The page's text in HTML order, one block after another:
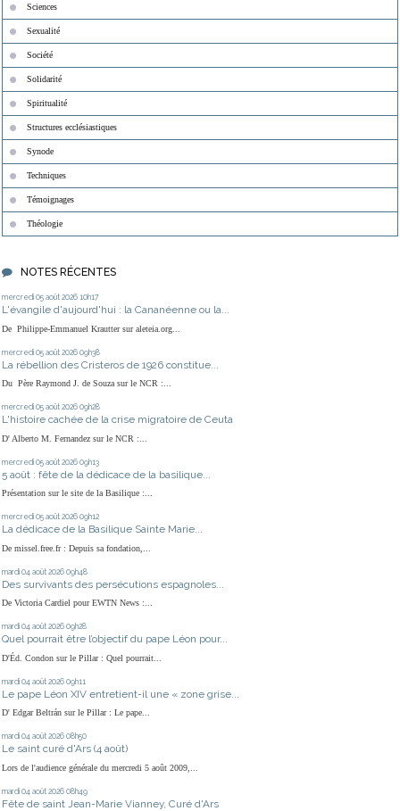
Sciences
Sexualité
Société
Solidarité
Spiritualité
Structures ecclésiastiques
Synode
Techniques
Témoignages
Théologie
NOTES RÉCENTES
mercredi 05 août 2026 10h17
L'évangile d'aujourd'hui : la Cananéenne ou la...
De Philippe-Emmanuel Krautter sur aleteia.org...
mercredi 05 août 2026 09h38
La rébellion des Cristeros de 1926 constitue...
Du Père Raymond J. de Souza sur le NCR :...
mercredi 05 août 2026 09h28
L'histoire cachée de la crise migratoire de Ceuta
D' Alberto M. Fernandez sur le NCR :...
mercredi 05 août 2026 09h13
5 août : fête de la dédicace de la basilique...
Présentation sur le site de la Basilique :...
mercredi 05 août 2026 09h12
La dédicace de la Basilique Sainte Marie...
De missel.free.fr : Depuis sa fondation,...
mardi 04 août 2026 09h48
Des survivants des persécutions espagnoles...
De Victoria Cardiel pour EWTN News :...
mardi 04 août 2026 09h28
Quel pourrait être l’objectif du pape Léon pour...
D'Éd. Condon sur le Pillar : Quel pourrait...
mardi 04 août 2026 09h11
Le pape Léon XIV entretient-il une « zone grise...
D' Edgar Beltrán sur le Pillar : Le pape...
mardi 04 août 2026 08h50
Le saint curé d'Ars (4 août)
Lors de l'audience générale du mercredi 5 août 2009,...
mardi 04 août 2026 08h49
Fête de saint Jean-Marie Vianney, Curé d'Ars